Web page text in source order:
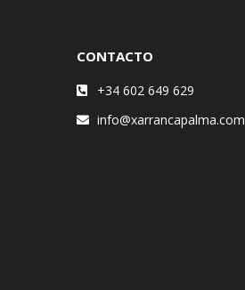
CONTACTO
+34 602 649 629
info@xarrancapalma.com